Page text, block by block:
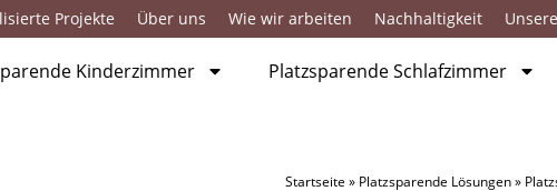
Projekte Über uns Wie wir arbeiten Nachhaltigkeit
Kinderzimmer Platzsparende Schlafzimmer
Startseite » Platzsparende Lösungen»